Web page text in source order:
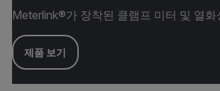
Meterlink®가 장착된 클램프 미터 및 열화
제품 보기